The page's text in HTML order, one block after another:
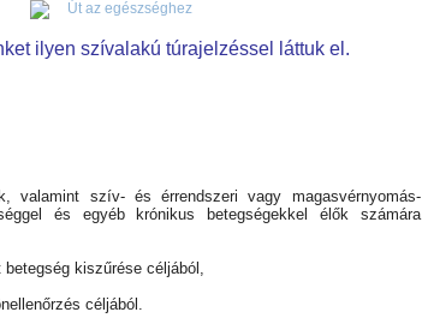
ilyen szívalakú túrajelzéssel láttuk el.
valamint szív- és érrendszeri vagy magasvérnyomás-
és egyéb krónikus betegségekkel élők számára
kiszűrése céljából,
céljából.